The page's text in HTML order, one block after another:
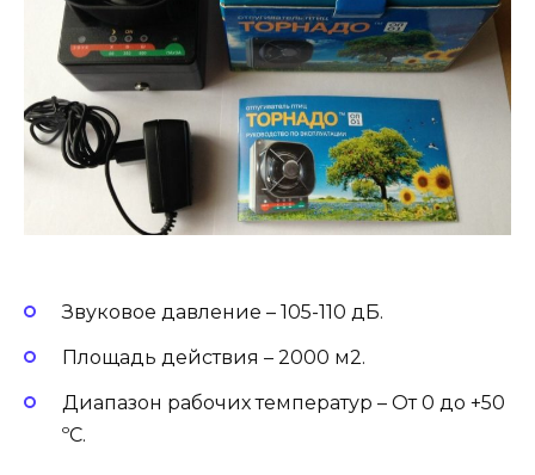
Звуковое давление – 105-110 дБ.
Площадь действия – 2000 м2.
Диапазон рабочих температур – От 0 до +50
ºС.